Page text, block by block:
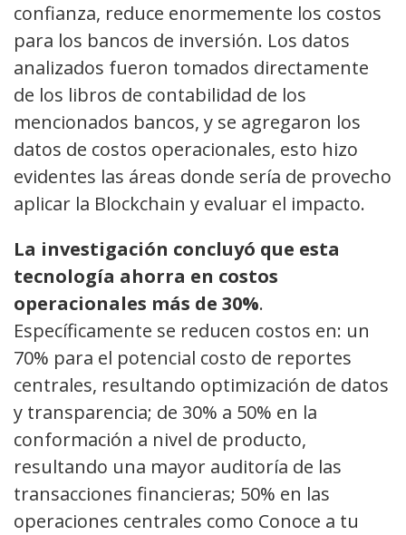
confianza, reduce enormemente los costos
para los bancos de inversión. Los datos
analizados fueron tomados directamente
de los libros de contabilidad de los
mencionados bancos, y se agregaron los
datos de costos operacionales, esto hizo
evidentes las áreas donde sería de provecho
aplicar la Blockchain y evaluar el impacto.
La investigación concluyó que esta
tecnología ahorra en costos
operacionales más de 30%.
Específicamente se reducen costos en: un
70% para el potencial costo de reportes
centrales, resultando optimización de datos
y transparencia; de 30% a 50% en la
conformación a nivel de producto,
resultando una mayor auditoría de las
transacciones financieras; 50% en las
operaciones centrales como Conoce a tu